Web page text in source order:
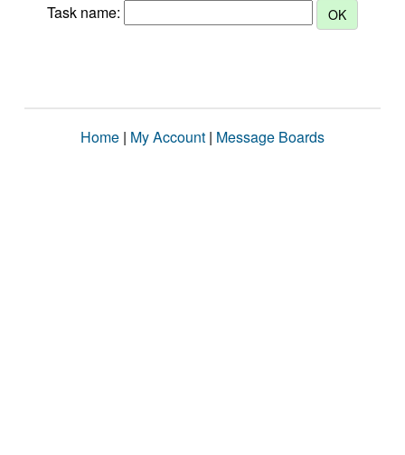
Task name:
Home | My Account | Message Boards